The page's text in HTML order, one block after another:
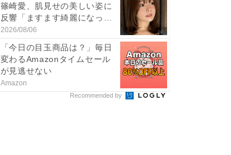
篠崎愛、肌見せの美しい姿に
反響「ますます綺麗になって
い...
2026/08/06
「今日の目玉商品は？」毎日
変わるAmazonタイムセール
が見逃せない
Amazon
Recommended by